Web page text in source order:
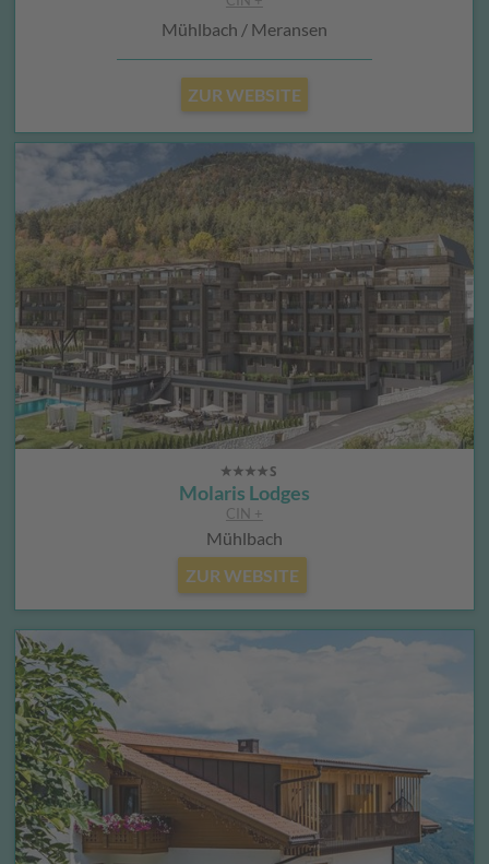
Mühlbach / Meransen
ZUR WEBSITE
Molaris Lodges
CIN +
Mühlbach
ZUR WEBSITE